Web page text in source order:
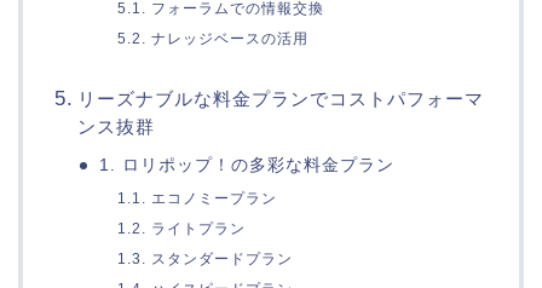
5.1. フォーラムでの情報交換
5.2. ナレッジベースの活用
リーズナブルな料金プランでコストパフォーマ
ンス抜群
1. ロリポップ！の多彩な料金プラン
1.1. エコノミープラン
1.2. ライトプラン
1.3. スタンダードプラン